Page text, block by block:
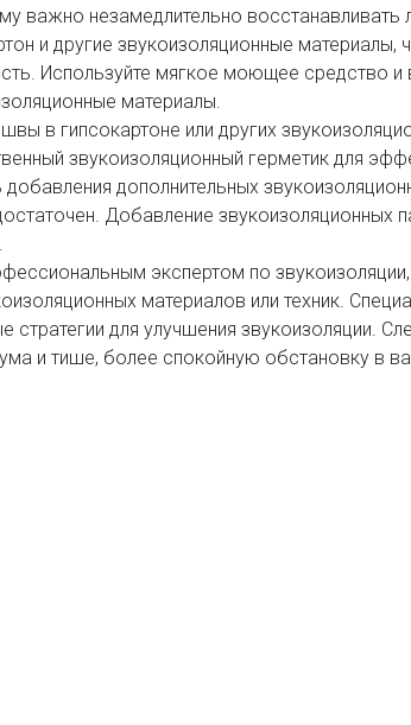
важно незамедлительно
и другие звукоизоляционные
Используйте мягкое моющее средство
материалы.
в гипсокартоне или других
звукоизоляционный герметик для
дополнительных
Добавление
экспертом по
материалов или техник.
стратегии для улучшения звукоизоляции.
и тише, более спокойную обстановку в